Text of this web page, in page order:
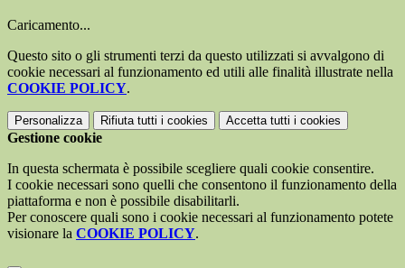
Caricamento...
Questo sito o gli strumenti terzi da questo utilizzati si avvalgono di
cookie necessari al funzionamento ed utili alle finalità illustrate nella
COOKIE POLICY.
Personalizza Rifiuta tutti i cookies Accetta tutti i cookies
Gestione cookie
In questa schermata è possibile scegliere quali cookie consentire.
I cookie necessari sono quelli che consentono il funzionamento della
piattaforma e non è possibile disabilitarli.
Per conoscere quali sono i cookie necessari al funzionamento potete
visionare la COOKIE POLICY.